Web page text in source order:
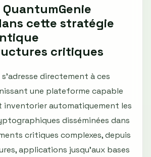
cette stratégie
critiques
directement à ces
une plateforme capable
inventorier automatiquement les
disséminées dans
critiques complexes, depuis
applications jusqu’aux bases